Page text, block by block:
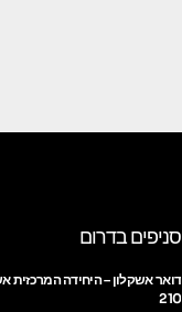
סניפים בדרום
דואר אשקלון – היחידה המרכזית
210